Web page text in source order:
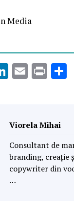
Media
LinkedIn
Email
Print
Viorela Mihai
Consultant de
branding, creație
copywriter din
…